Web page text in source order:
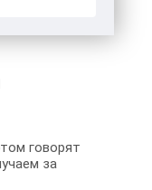
говорят
за